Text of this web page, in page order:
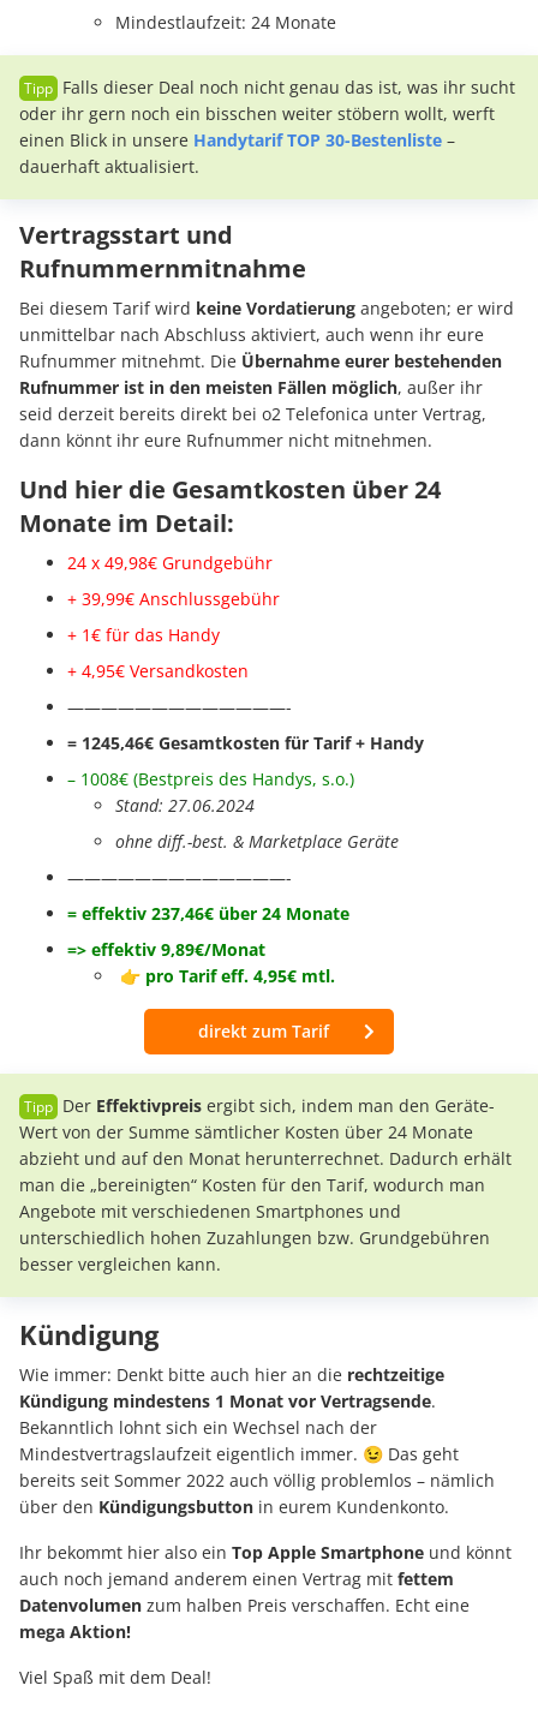
Mindestlaufzeit: 24 Monate
Falls dieser Deal noch nicht genau das ist, was ihr sucht
oder ihr gern noch ein bisschen weiter stöbern wollt, werft
einen Blick in unsere Handytarif TOP 30-Bestenliste –
dauerhaft aktualisiert.
Vertragsstart und
Rufnummernmitnahme
Bei diesem Tarif wird keine Vordatierung angeboten; er wird
unmittelbar nach Abschluss aktiviert, auch wenn ihr eure
Rufnummer mitnehmt. Die Übernahme eurer bestehenden
Rufnummer ist in den meisten Fällen möglich, außer ihr
seid derzeit bereits direkt bei o2 Telefonica unter Vertrag,
dann könnt ihr eure Rufnummer nicht mitnehmen.
Und hier die Gesamtkosten über 24
Monate im Detail:
24 x 49,98€ Grundgebühr
+ 39,99€ Anschlussgebühr
+ 1€ für das Handy
+ 4,95€ Versandkosten
—————————————-
= 1245,46€ Gesamtkosten für Tarif + Handy
– 1008€ (Bestpreis des Handys, s.o.)
Stand: 27.06.2024
ohne diff.-best. & Marketplace Geräte
—————————————-
= effektiv 237,46€ über 24 Monate
=> effektiv 9,89€/Monat
👉 pro Tarif eff. 4,95€ mtl.
direkt zum Tarif
Der Effektivpreis ergibt sich, indem man den Geräte-
Wert von der Summe sämtlicher Kosten über 24 Monate
abzieht und auf den Monat herunterrechnet. Dadurch erhält
man die „bereinigten“ Kosten für den Tarif, wodurch man
Angebote mit verschiedenen Smartphones und
unterschiedlich hohen Zuzahlungen bzw. Grundgebühren
besser vergleichen kann.
Kündigung
Wie immer: Denkt bitte auch hier an die rechtzeitige
Kündigung mindestens 1 Monat vor Vertragsende.
Bekanntlich lohnt sich ein Wechsel nach der
Mindestvertragslaufzeit eigentlich immer. 😉 Das geht
bereits seit Sommer 2022 auch völlig problemlos – nämlich
über den Kündigungsbutton in eurem Kundenkonto.
Ihr bekommt hier also ein Top Apple Smartphone und könnt
auch noch jemand anderem einen Vertrag mit fettem
Datenvolumen zum halben Preis verschaffen. Echt eine
mega Aktion!
Viel Spaß mit dem Deal!